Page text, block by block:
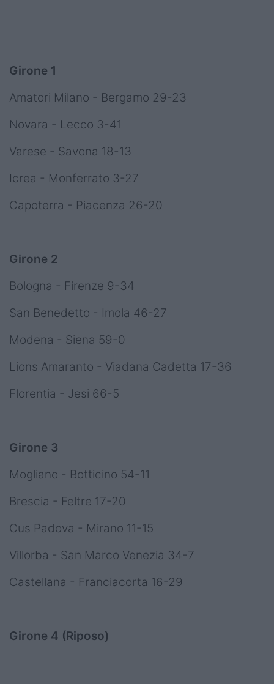
Girone 1
Amatori Milano - Bergamo 29-23
Novara - Lecco 3-41
Varese - Savona 18-13
Icrea - Monferrato 3-27
Capoterra - Piacenza 26-20
Girone 2
Bologna - Firenze 9-34
San Benedetto - Imola 46-27
Modena - Siena 59-0
Lions Amaranto - Viadana Cadetta 17-36
Florentia - Jesi 66-5
Girone 3
Mogliano - Botticino 54-11
Brescia - Feltre 17-20
Cus Padova - Mirano 11-15
Villorba - San Marco Venezia 34-7
Castellana - Franciacorta 16-29
Girone 4 (Riposo)